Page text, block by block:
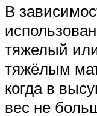
В
тяжелый
тяжёлым
когда в
вес не